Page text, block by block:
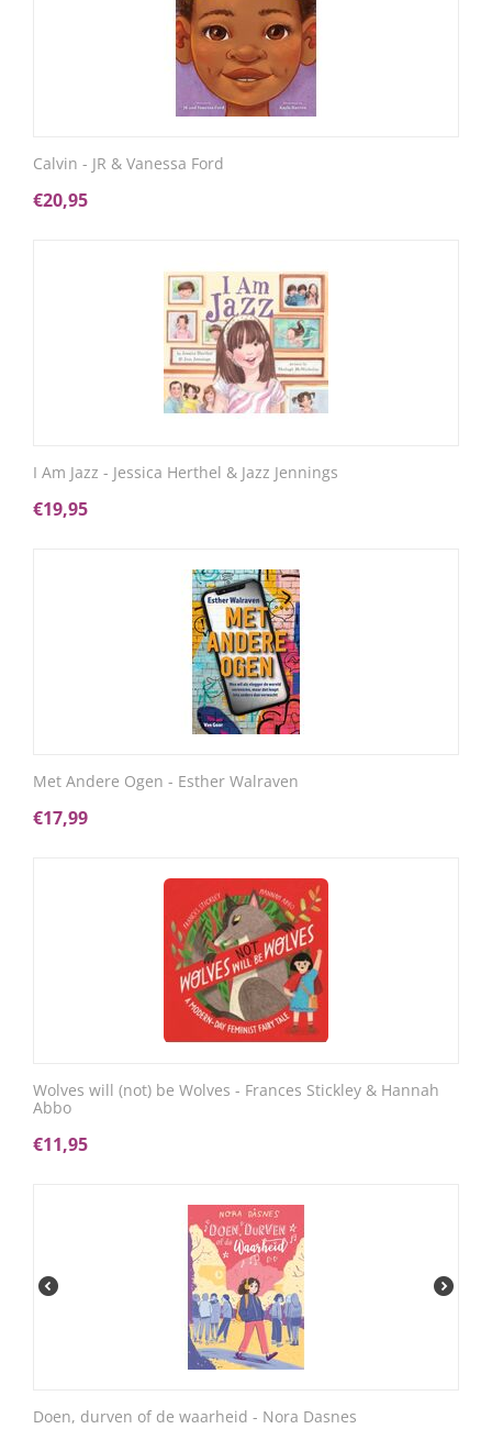
Calvin - JR & Vanessa Ford
€20,95
I Am Jazz - Jessica Herthel & Jazz Jennings
€19,95
Met Andere Ogen - Esther Walraven
€17,99
Wolves will (not) be Wolves - Frances Stickley & Hannah
Abbo
€11,95
Doen, durven of de waarheid - Nora Dasnes